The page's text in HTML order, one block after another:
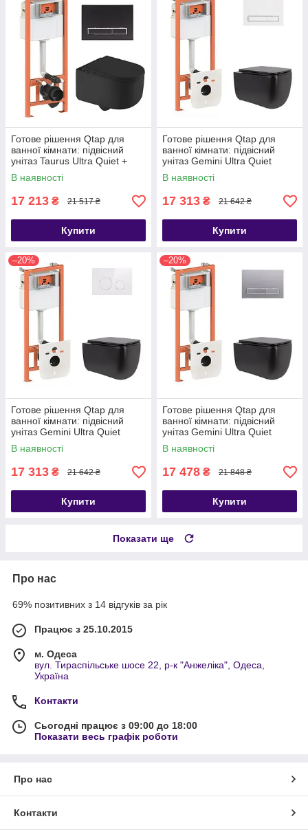
Готове рішення Qtap для
ванної кімнати: підвісний
унітаз Taurus Ultra Quiet +
комплект інсталяції Nest 4 в 1
В наявності
17 213 ₴ 21 517 ₴
Купити
Готове рішення Qtap для
ванної кімнати: підвісний
унітаз Gemini Ultra Quiet
530х365х373 + комплект
В наявності
17 313 ₴ 21 642 ₴
Купити
–20%
Готове рішення Qtap для
ванної кімнати: підвісний
унітаз Gemini Ultra Quiet
530х365х373 + комплект
В наявності
17 313 ₴ 21 642 ₴
Купити
–20%
Готове рішення Qtap для
ванної кімнати: підвісний
унітаз Gemini Ultra Quiet
530х365х373 + комплект
В наявності
17 478 ₴ 21 848 ₴
Купити
Показати ще
Про нас
69% позитивних з 14 відгуків за рік
Працює з 25.10.2015
м. Одеса
вул. Тираспільське шосе 22, р-к "Анжеліка", Одеса,
Україна
Контакти
Сьогодні працює з 09:00 до 18:00
Показати весь графік роботи
Про нас
Контакти